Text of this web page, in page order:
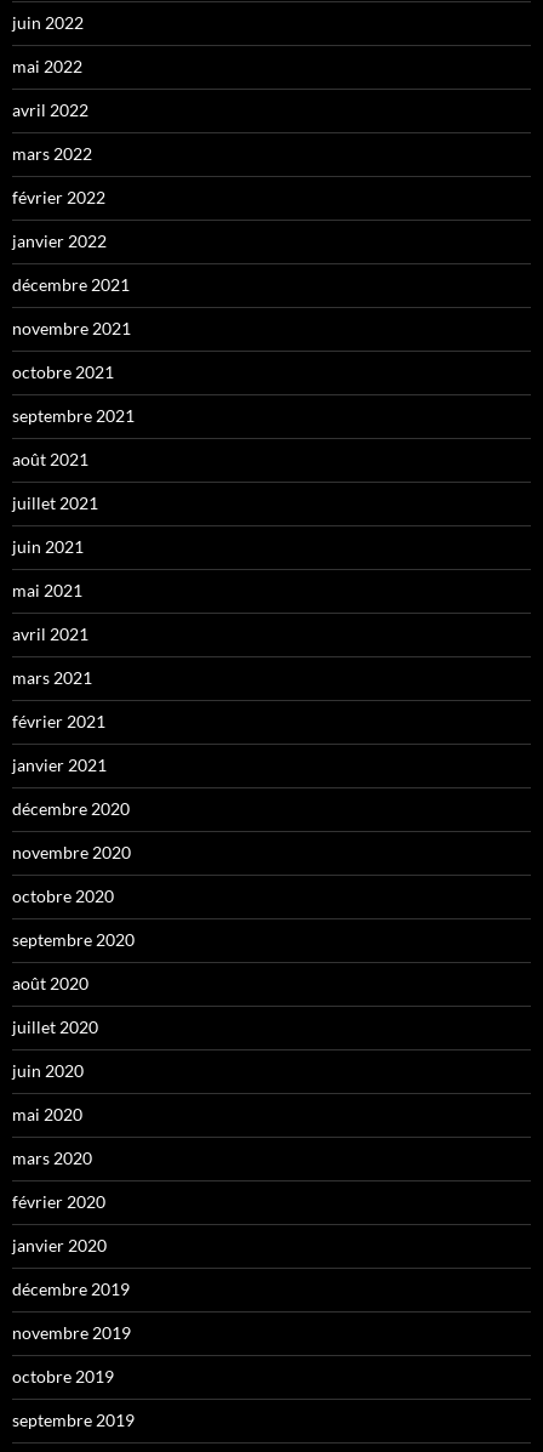
juin 2022
mai 2022
avril 2022
mars 2022
février 2022
janvier 2022
décembre 2021
novembre 2021
octobre 2021
septembre 2021
août 2021
juillet 2021
juin 2021
mai 2021
avril 2021
mars 2021
février 2021
janvier 2021
décembre 2020
novembre 2020
octobre 2020
septembre 2020
août 2020
juillet 2020
juin 2020
mai 2020
mars 2020
février 2020
janvier 2020
décembre 2019
novembre 2019
octobre 2019
septembre 2019